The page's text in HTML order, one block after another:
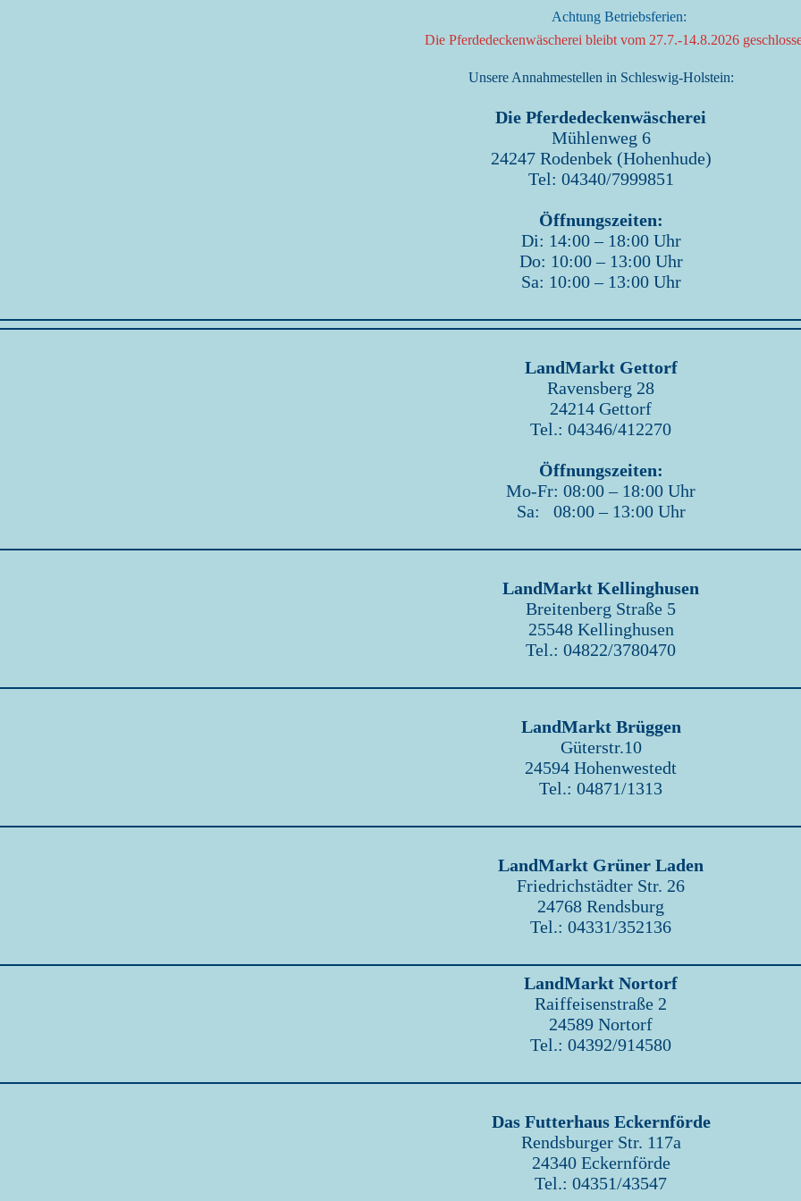
Achtung Betriebsferien:
Die Pferdedeckenwäscherei bleibt vom 27.7.-14.8.2026
Unsere Annahmestellen in Schleswig-Holstein:
Die Pferdedeckenwäscherei
Mühlenweg 6
24247 Rodenbek (Hohenhude)
Tel: 04340/7999851
Öffnungszeiten:
Di: 14:00 – 18:00 Uhr
Do: 10:00 – 13:00 Uhr
Sa: 10:00 – 13:00 Uhr
LandMarkt Gettorf
Ravensberg 28
24214 Gettorf
Tel.: 04346/412270
Öffnungszeiten:
Mo-Fr: 08:00 – 18:00 Uhr
Sa: 08:00 – 13:00 Uhr
LandMarkt Kellinghusen
Breitenberg Straße 5
25548 Kellinghusen
Tel.: 04822/3780470
LandMarkt Brüggen
Güterstr.10
24594 Hohenwestedt
Tel.: 04871/1313
LandMarkt Grüner Laden
Friedrichstädter Str. 26
24768 Rendsburg
Tel.: 04331/352136
LandMarkt Nortorf
Raiffeisenstraße 2
24589 Nortorf
Tel.: 04392/914580
Das Futterhaus Eckernförde
Rendsburger Str. 117a
24340 Eckernförde
Tel.: 04351/43547